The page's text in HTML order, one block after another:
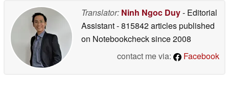
Translator: Ninh Ngoc Duy- Editorial
Assistant- 815842 articles published
on Notebookchecksince 2008
contact me via:
Facebook